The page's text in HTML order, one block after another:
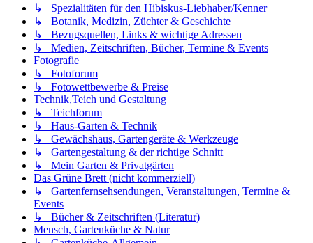
↳ Spezialitäten für den Hibiskus-Liebhaber/Kenner
↳ Botanik, Medizin, Züchter & Geschichte
↳ Bezugsquellen, Links & wichtige Adressen
↳ Medien, Zeitschriften, Bücher, Termine & Events
Fotografie
↳ Fotoforum
↳ Fotowettbewerbe & Preise
Technik,Teich und Gestaltung
↳ Teichforum
↳ Haus-Garten & Technik
↳ Gewächshaus, Gartengeräte & Werkzeuge
↳ Gartengestaltung & der richtige Schnitt
↳ Mein Garten & Privatgärten
Das Grüne Brett (nicht kommerziell)
↳ Gartenfernsehsendungen, Veranstaltungen, Termine &
Events
↳ Bücher & Zeitschriften (Literatur)
Mensch, Gartenküche & Natur